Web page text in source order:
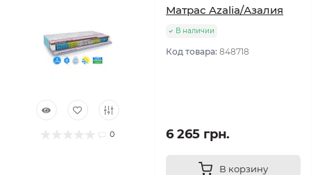
0
Матрас Azalia/Азалия
В наличии
Код товара: 848718
6 265 грн.
В корзину